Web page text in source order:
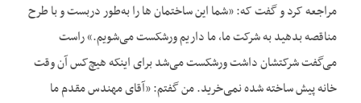
مراجعه کرد و گفت که: «شما این ساختمان ها را به‌طور دربست و با طرح
مناقصه بدهید به شرکت‌ ما، ما داریم ورشکست می‌شویم.» راست
می‌گفت شرکتشان داشت ورشکست می‌شد برای اینکه هیچ‌کس آن وقت
خانه پیش ساخته شده نمی‌خرید. من گفتم: «آقای مهندس مقدم ما